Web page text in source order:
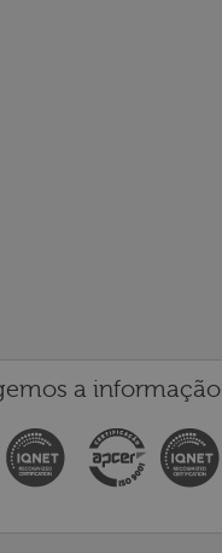
a informação